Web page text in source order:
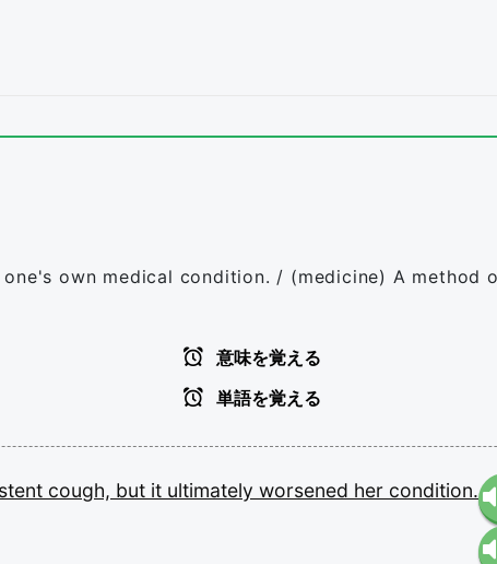
own medical condition. / (medicine) A method
意味を覚える
単語を覚える
cough, but it ultimately worsened her condition.